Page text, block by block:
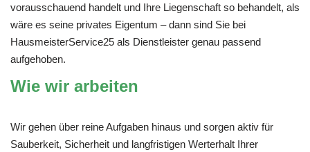
vorausschauend handelt und Ihre Liegenschaft so behandelt, als
wäre es seine privates Eigentum – dann sind Sie bei
HausmeisterService25 als Dienstleister genau passend
aufgehoben.
Wie wir arbeiten
Wir gehen über reine Aufgaben hinaus und sorgen aktiv für
Sauberkeit, Sicherheit und langfristigen Werterhalt Ihrer